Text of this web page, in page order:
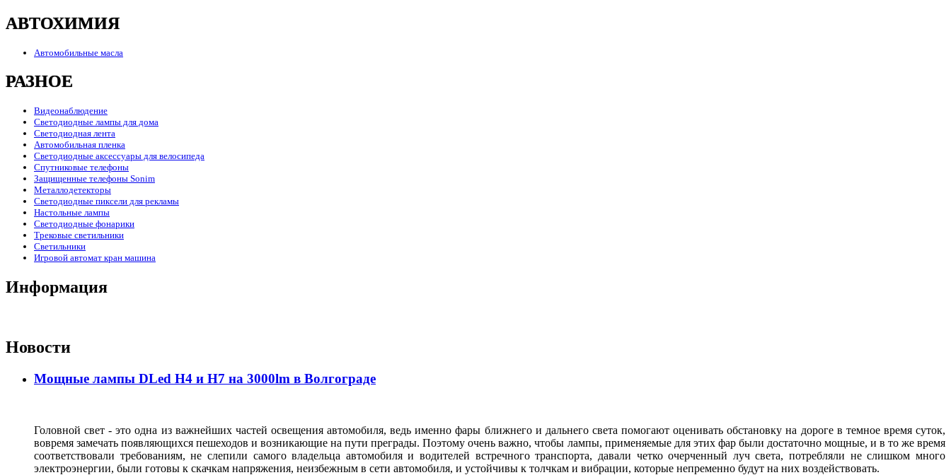
АВТОХИМИЯ
Автомобильные масла
РАЗНОЕ
Видеонаблюдение
Светодиодные лампы для дома
Светодиодная лента
Автомобильная пленка
Светодиодные аксессуары для велосипеда
Спутниковые телефоны
Защищенные телефоны Sonim
Металлодетекторы
Светодиодные пиксели для рекламы
Настольные лампы
Светодиодные фонарики
Трековые светильники
Светильники
Игровой автомат кран машина
Информация
Новости
Мощные лампы DLed H4 и H7 на 3000lm в Волгограде
Головной свет - это одна из важнейших частей освещения автомобиля, ведь именно фары ближнего и дальнего света помогают оценивать обстановку на дороге в темное время суток,
вовремя замечать появляющихся пешеходов и возникающие на пути преграды. Поэтому очень важно, чтобы лампы, применяемые для этих фар были достаточно мощные, и в то же время
соответствовали требованиям, не слепили самого владельца автомобиля и водителей встречного транспорта, давали четко очерченный луч света, потребляли не слишком много
электроэнергии, были готовы к скачкам напряжения, неизбежным в сети автомобиля, и устойчивы к толчкам и вибрации, которые непременно будут на них воздействовать.